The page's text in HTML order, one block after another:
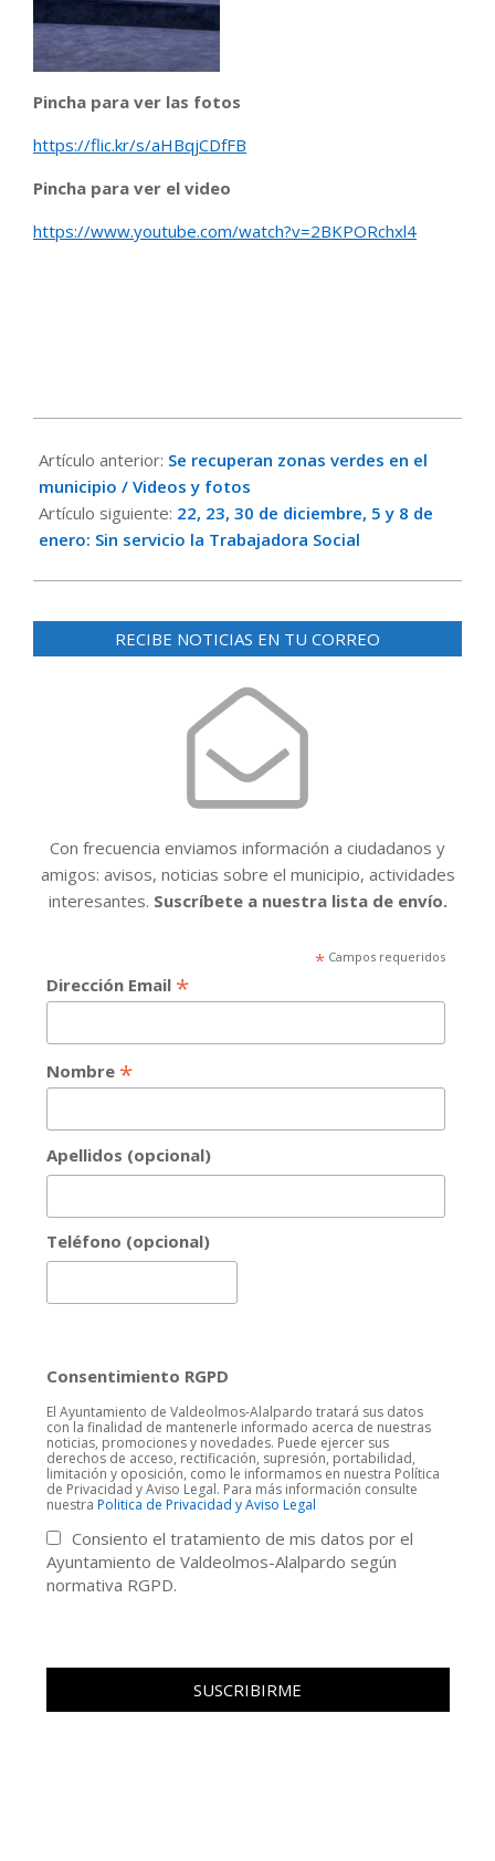
Pincha para ver las fotos
https://flic.kr/s/aHBqjCDfFB
Pincha para ver el video
https://www.youtube.com/watch?v=2BKPORchxl4
12-
09
Artículo anterior: Se recuperan zonas verdes en el
municipio / Videos y fotos
Artículo siguiente: 22, 23, 30 de diciembre, 5 y 8 de
enero: Sin servicio la Trabajadora Social
RECIBE NOTICIAS EN TU CORREO
Con frecuencia enviamos información a ciudadanos y
amigos: avisos, noticias sobre el municipio, actividades
interesantes. Suscríbete a nuestra lista de envío.
*Campos requeridos
Dirección Email *
Nombre *
Apellidos (opcional)
Teléfono (opcional)
Consentimiento RGPD
El Ayuntamiento de Valdeolmos-Alalpardo tratará sus datos
con la finalidad de mantenerle informado acerca de nuestras
noticias, promociones y novedades. Puede ejercer sus
derechos de acceso, rectificación, supresión, portabilidad,
limitación y oposición, como le informamos en nuestra Política
de Privacidad y Aviso Legal. Para más información consulte
nuestra Politica de Privacidad y Aviso Legal
Consiento el tratamiento de mis datos por el
Ayuntamiento de Valdeolmos-Alalpardo según
normativa RGPD.